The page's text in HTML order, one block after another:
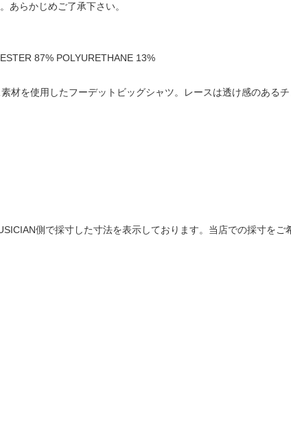
あらかじめご了承下さい。
87% POLYURETHANE 13%
材を使用したフーデットビッグシャツ。レースは透け感のある
側で採寸した寸法を表示しております。当店での採寸を